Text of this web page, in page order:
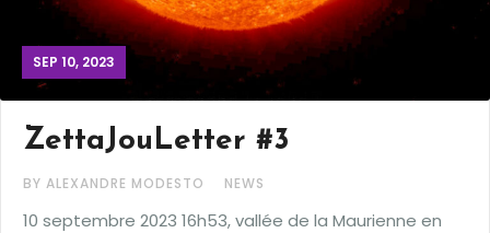
SEP 10, 2023
ZettaJouLetter #3
BY ALEXANDRE MODESTO NEWS
10 septembre 2023 16h53, vallée de la Maurienne en